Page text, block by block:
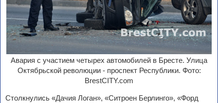
Авария с участием четырех автомобилей в Бресте. Улица
Октябрьской революции - проспект Республики. Фото:
BrestCITY.com
Столкнулись «Дачия Логан», «Ситроен Берлинго», «Форд